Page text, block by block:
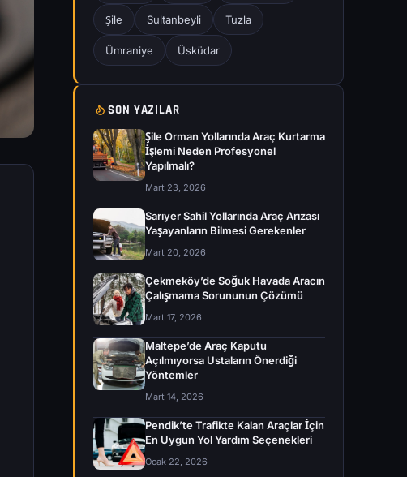
Şile Sultanbeyli Tuzla
Ümraniye Üsküdar
SON YAZILAR
Şile Orman Yollarında Araç Kurtarma
İşlemi Neden Profesyonel
Yapılmalı?
Mart 23, 2026
Sarıyer Sahil Yollarında Araç Arızası
Yaşayanların Bilmesi Gerekenler
Mart 20, 2026
Çekmeköy’de Soğuk Havada Aracın
Çalışmama Sorununun Çözümü
Mart 17, 2026
Maltepe’de Araç Kaputu
Açılmıyorsa Ustaların Önerdiği
Yöntemler
Mart 14, 2026
Pendik’te Trafikte Kalan Araçlar İçin
En Uygun Yol Yardım Seçenekleri
Ocak 22, 2026